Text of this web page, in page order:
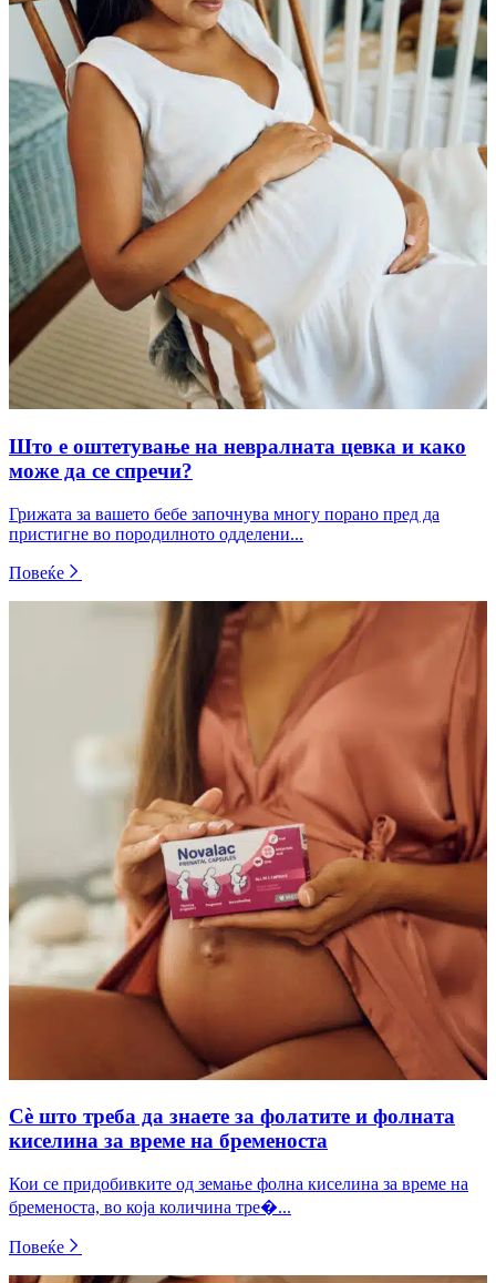
Што е оштетување на невралната цевка и како
може да се спречи?
Грижата за вашето бебе започнува многу порано пред да
пристигне во породилното одделени...
Повеќе
Сè што треба да знаете за фолатите и фолната
киселина за време на бременоста
Кои се придобивките од земање фолна киселина за време на
бременоста, во која количина тре�...
Повеќе